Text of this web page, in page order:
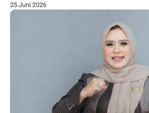
25 Juni 2026